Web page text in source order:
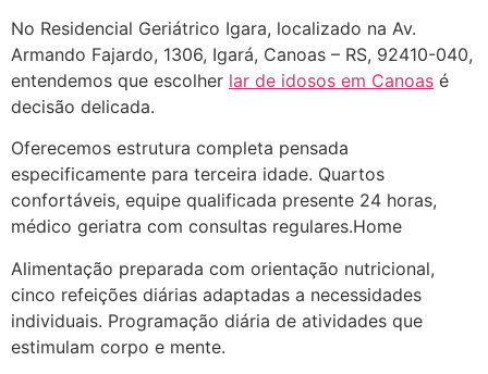
No Residencial Geriátrico Igara, localizado na Av.
Armando Fajardo, 1306, Igará, Canoas – RS, 92410-040,
entendemos que escolher lar de idosos em Canoas é
decisão delicada.
Oferecemos estrutura completa pensada
especificamente para terceira idade. Quartos
confortáveis, equipe qualificada presente 24 horas,
médico geriatra com consultas regulares.Home
Alimentação preparada com orientação nutricional,
cinco refeições diárias adaptadas a necessidades
individuais. Programação diária de atividades que
estimulam corpo e mente.